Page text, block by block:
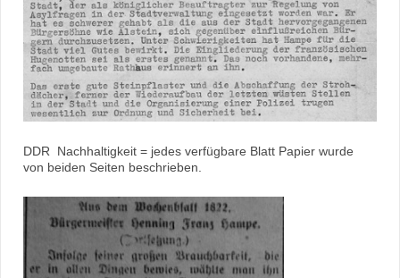
DDR Nachhaltigkeit = jedes verfügbare Blatt Papier wurde
von beiden Seiten beschrieben.